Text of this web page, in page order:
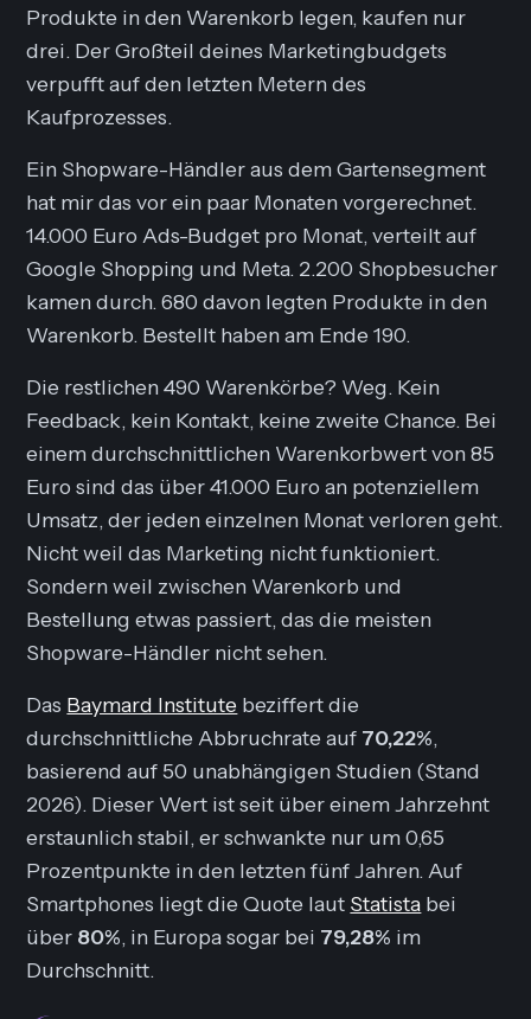
Produkte in den Warenkorb legen, kaufen nur
drei. Der Großteil deines Marketingbudgets
verpufft auf den letzten Metern des
Kaufprozesses.
Ein Shopware-Händler aus dem Gartensegment
hat mir das vor ein paar Monaten vorgerechnet.
14.000 Euro Ads-Budget pro Monat, verteilt auf
Google Shopping und Meta. 2.200 Shopbesucher
kamen durch. 680 davon legten Produkte in den
Warenkorb. Bestellt haben am Ende 190.
Die restlichen 490 Warenkörbe? Weg. Kein
Feedback, kein Kontakt, keine zweite Chance. Bei
einem durchschnittlichen Warenkorbwert von 85
Euro sind das über 41.000 Euro an potenziellem
Umsatz, der jeden einzelnen Monat verloren geht.
Nicht weil das Marketing nicht funktioniert.
Sondern weil zwischen Warenkorb und
Bestellung etwas passiert, das die meisten
Shopware-Händler nicht sehen.
Das Baymard Institute beziffert die
durchschnittliche Abbruchrate auf 70,22%,
basierend auf 50 unabhängigen Studien (Stand
2026). Dieser Wert ist seit über einem Jahrzehnt
erstaunlich stabil, er schwankte nur um 0,65
Prozentpunkte in den letzten fünf Jahren. Auf
Smartphones liegt die Quote laut Statista bei
über 80%, in Europa sogar bei 79,28% im
Durchschnitt.